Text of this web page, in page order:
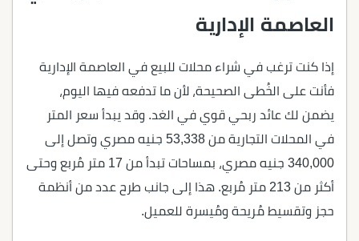
العاصمة الإدارية
إذا كنت ترغب في شراء محلات للبيع في العاصمة الإدارية
فأنت على الخُطى الصحيحة، لأن ما تدفعه فيها اليوم،
يضمن لك عائد ربحي قوي في الغد. وقد يبدأ سعر المتر
في المحلات التجارية من 53,338 جنيه مصري وتصل إلى
340,000 جنيه مصري، بمساحات تبدأ من 17 متر مُربع وحتى
أكثر من 213 متر مُربع. هذا إلى جانب طرح عدد من أنظمة
حجز وتقسيط مُريحة ومُيسرة للعميل.